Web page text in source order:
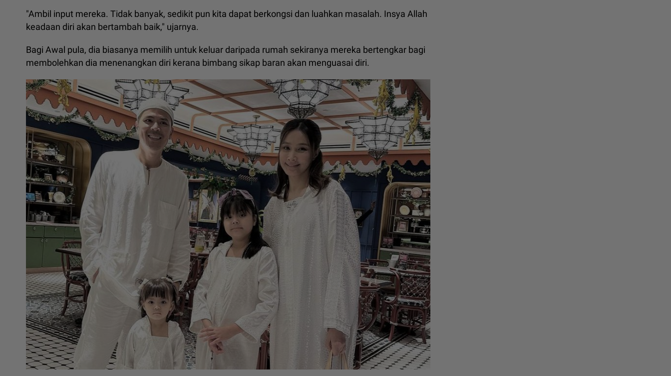
"Ambil input mereka. Tidak banyak, sedikit pun kita dapat berkongsi dan luahkan masalah. Insya Allah
keadaan diri akan bertambah baik," ujarnya.
Bagi Awal pula, dia biasanya memilih untuk keluar daripada rumah sekiranya mereka bertengkar bagi
membolehkan dia menenangkan diri kerana bimbang sikap baran akan menguasai diri.